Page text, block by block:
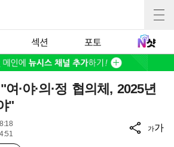
섹션 포토
·야·의·정 협의체, 2025년
"
가가